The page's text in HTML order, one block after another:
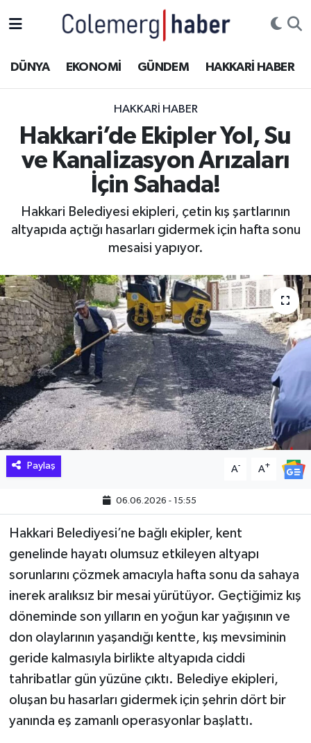
DÜNYA EKONOMİ GÜNDEM HAKKARİ HABER
HAKKARI HABER
Hakkari’de Ekipler Yol, Su
ve Kanalizasyon Arızaları
İçin Sahada!
Hakkari Belediyesi ekipleri, çetin kış şartlarının
altyapıda açtığı hasarları gidermek için hafta sonu
mesaisi yapıyor.
Paylaş A- A+
06.06.2026 - 15:55
Hakkari Belediyesi’ne bağlı ekipler, kent
genelinde hayatı olumsuz etkileyen altyapı
sorunlarını çözmek amacıyla hafta sonu da sahaya
inerek aralıksız bir mesai yürütüyor. Geçtiğimiz kış
döneminde son yılların en yoğun kar yağışının ve
don olaylarının yaşandığı kentte, kış mevsiminin
geride kalmasıyla birlikte altyapıda ciddi
tahribatlar gün yüzüne çıktı. Belediye ekipleri,
oluşan bu hasarları gidermek için şehrin dört bir
yanında eş zamanlı operasyonlar başlattı.
ASAYİŞ
DOĞA
EĞİTİM
GÜNDEM
Hakkari Haber
İLGİNÇ HABERLER
KADIN
KÜLTÜR SANAT
MAGAZİN
MAKALE
POLİTİKA
REKLAM
SAĞLIK
SİYASET
TARİH
Hakkâri Hava Durumu
Hakkari Namaz Vakitleri
Hakkâri Trafik Yoğunluk Haritası
Süper Lig Puan Durumu ve Fikstür
Tüm Manşetler
Haber Arşivi